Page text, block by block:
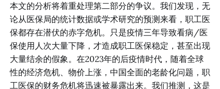
本文的分析将着重处理第二部分的争议。我们发现，无
论从医保局的统计数据或学术研究的预测来看，职工医
保都存在潜伏的赤字危机。只是疫情三年导致看病/医
保使用人次大量下降，才造成职工医保稳定，甚至出现
大量结余的假象。在2023年的后疫情时代，随着全球
性的经济危机、物价上涨，中国全面的老龄化问题，职
工医保的财务危机将迅速被暴露出来。我们推测，这是